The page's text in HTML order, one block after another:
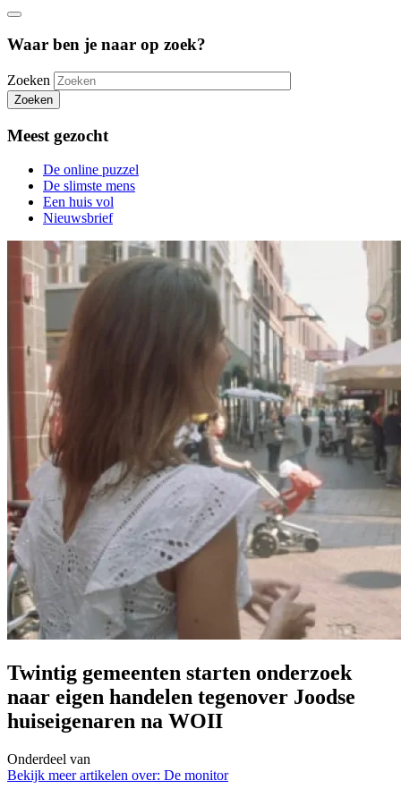
Waar ben je naar op zoek?
Zoeken
Zoeken
Meest gezocht
De online puzzel
De slimste mens
Een huis vol
Nieuwsbrief
Twintig gemeenten starten onderzoek
naar eigen handelen tegenover Joodse
huiseigenaren na WOII
Onderdeel van
Bekijk meer artikelen over: De monitor